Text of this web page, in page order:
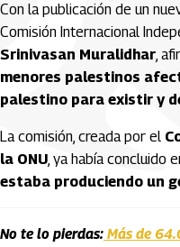
Con la publicación de un
Comisión Internacional
Srinivasan Muralidhar,
menores palestinos
palestino para existir y
La comisión, creada por el
la ONU, ya había concluido
estaba produciendo un
No te lo pierdas: Más de